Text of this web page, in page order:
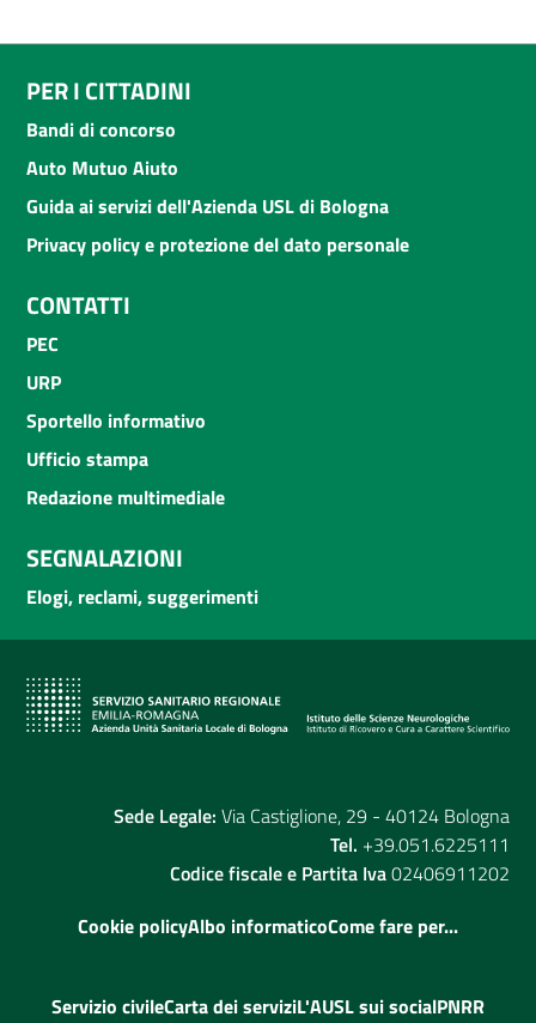
PER I CITTADINI
Bandi di concorso
Auto Mutuo Aiuto
Guida ai servizi dell'Azienda USL di Bologna
Privacy policy e protezione del dato personale
CONTATTI
PEC
URP
Sportello informativo
Ufficio stampa
Redazione multimediale
SEGNALAZIONI
Elogi, reclami, suggerimenti
Sede Legale: Via Castiglione, 29 - 40124 Bologna
Tel. +39.051.6225111
Codice fiscale e Partita Iva02406911202
Cookie policyAlbo informaticoCome fare per...
Servizio civileCarta dei serviziL'AUSL sui socialPNRR